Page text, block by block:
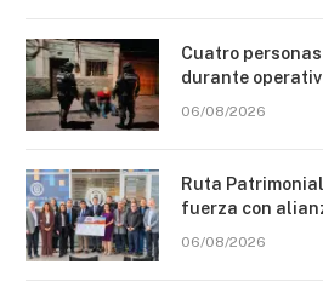
Cuatro
durante
06/08/2026
Ruta
fuerza con
06/08/2026